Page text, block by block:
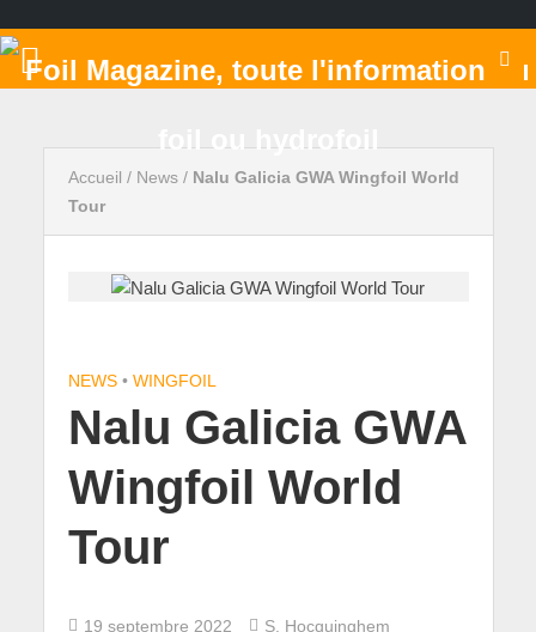
Accueil / News/ Nalu Galicia GWA Wingfoil World
Tour
NEWS • WINGFOIL
Nalu Galicia GWA
Wingfoil World
Tour
19 septembre 2022
S. Hocquinghem